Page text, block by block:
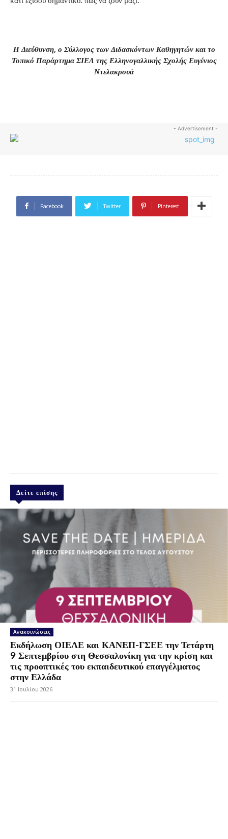
Η Διεύθυνση, ο Σύλλογος των Διδασκόντων Καθηγητών και το
Τοπικό Παράρτημα ΣΙΕΛ της Ελληνογαλλικής Σχολής Ευγένιος
Ντελακρουά
- Advertisement -
Facebook Twitter Pinterest
Δείτε επίσης
Ανακοινώσεις
Εκδήλωση ΟΙΕΛΕ και ΚΑΝΕΠ-ΓΣΕΕ την Τετάρτη
9 Σεπτεμβρίου στη Θεσσαλονίκη για την κρίση και
τις προοπτικές του εκπαιδευτικού επαγγέλματος
στην Ελλάδα
31 Ιουλίου 2026